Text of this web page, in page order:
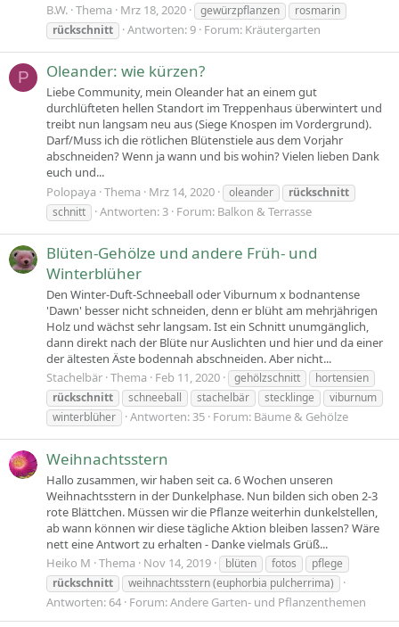
B.W. Thema Mrz 18, 2020 gewürzpflanzen
rosmarin
rückschnitt
Antworten: 9 Forum: Kräutergarten
P Oleander: wie kürzen?
Liebe Community, mein Oleander hat an einem gut
durchlüfteten hellen Standort im Treppenhaus überwintert und
treibt nun langsam neu aus (Siege Knospen im Vordergrund).
Darf/Muss ich die rötlichen Blütenstiele aus dem Vorjahr
abschneiden? Wenn ja wann und bis wohin? Vielen lieben Dank
euch und...
Polopaya Thema Mrz 14, 2020 oleander
rückschnitt
schnitt
Antworten: 3 Forum: Balkon & Terrasse
Blüten-Gehölze und andere Früh- und
Winterblüher
Den Winter-Duft-Schneeball oder Viburnum x bodnantense
'Dawn' besser nicht schneiden, denn er blüht am mehrjährigen
Holz und wächst sehr langsam. Ist ein Schnitt unumgänglich,
dann direkt nach der Blüte nur Auslichten und hier und da einer
der ältesten Äste bodennah abschneiden. Aber nicht...
Stachelbär Thema Feb 11, 2020 gehölzschnitt
hortensien
rückschnitt
schneeball stachelbär stecklinge
viburnum
winterblüher
Antworten: 35 Forum: Bäume & Gehölze
Weihnachtsstern
Hallo zusammen, wir haben seit ca. 6 Wochen unseren
Weihnachtsstern in der Dunkelphase. Nun bilden sich oben 2-3
rote Blättchen. Müssen wir die Pflanze weiterhin dunkelstellen,
ab wann können wir diese tägliche Aktion bleiben lassen? Wäre
nett eine Antwort zu erhalten - Danke vielmals Grüß...
Heiko M Thema Nov 14, 2019 blüten fotos
pflege
rückschnitt
weihnachtsstern (euphorbia pulcherrima)
Antworten: 64 Forum:Andere Garten- und Pflanzenthemen